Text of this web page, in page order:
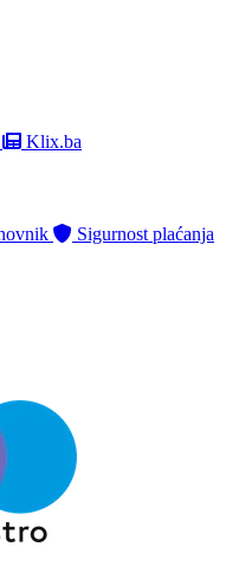
Klix.ba
Sigurnost plaćanja